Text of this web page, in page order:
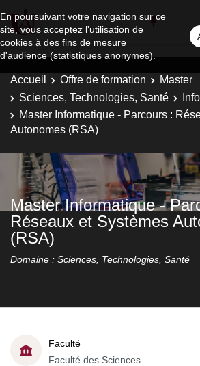
En poursuivant votre navigation sur ce
site, vous acceptez l'utilisation de
cookies à des fins de mesure
d'audience (statistiques anonymes).
Accueil Offre de formation
Master
Sciences, Technologies, Santé
Master Informatique - Parcours :
Autonomes (RSA)
Master Informatique -
Réseaux et Systèmes
(RSA)
Domaine : Sciences, Technologies, Santé
Faculté
Faculté des Sciences